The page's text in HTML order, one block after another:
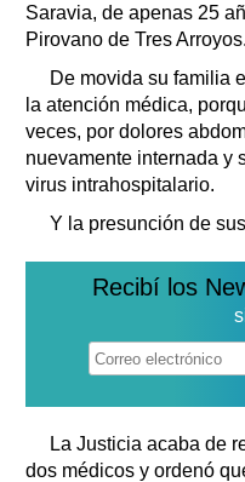
Saravia, de apenas 25
Pirovano de Tres Arroyos.
De movida su familia
la atención médica,
veces, por dolores
nuevamente internada y
virus intrahospitalario.
Y la presunción de
Recibí los
La Justicia acaba de
dos médicos y ordenó